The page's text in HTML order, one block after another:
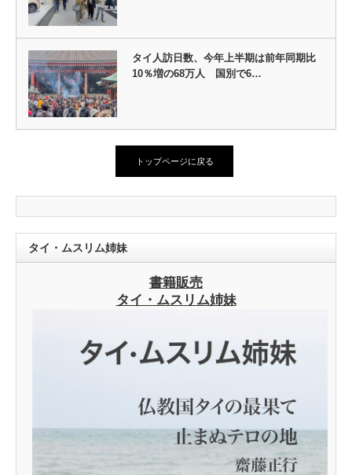
タイ人訪日数、今年上半期は前年同期比
10％増の68万人 国別で6…
トップページに戻る
タイ・ムスリム姉妹
書籍販売
タイ・ムスリム姉妹